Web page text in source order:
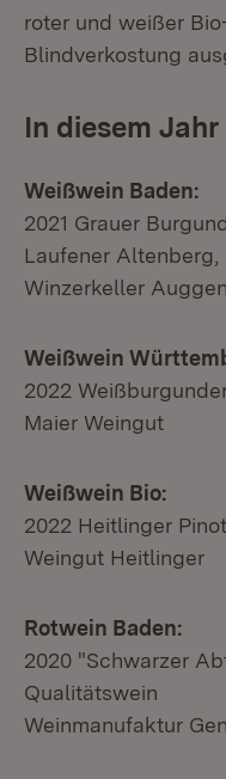
roter und weißer
Blindverkostung
In diesem
Weißwein Baden:
2021 Grauer
Laufener Altenberg,
Winzerkeller
Weißwein
2022
Maier Weingut
Weißwein Bio:
2022 Heitlinger
Weingut Heitlinger
Rotwein Baden:
2020 "Schwarzer
Qualitätswein
Weinmanufaktur